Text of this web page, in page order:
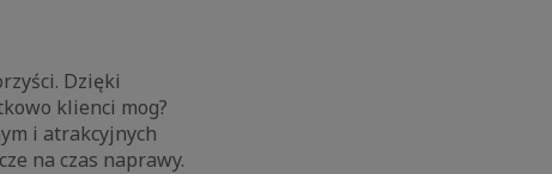
Dzięki
klienci mog?
i atrakcyjnych
na czas naprawy.